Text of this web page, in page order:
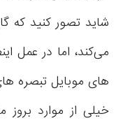
شاید تصور کنید که
می‌کند، اما در عمل
های موبایل تبصره
خیلی از موارد